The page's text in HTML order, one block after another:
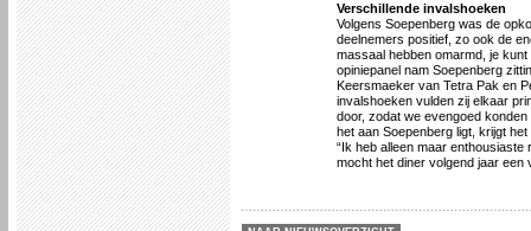
Verschillende invalshoeken
Volgens Soepenberg was de
deelnemers positief, zo ook de
massaal hebben omarmd, je
opiniepanel nam Soepenberg
Keersmaeker van Tetra Pak en
invalshoeken vulden zij elkaar
door, zodat we evengoed
het aan Soepenberg ligt, krijgt
“Ik heb alleen maar
mocht het diner volgend jaar een